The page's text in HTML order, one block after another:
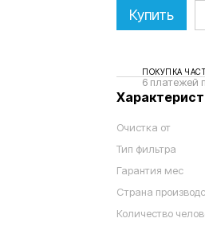
Купить
ПОКУПКА
6 платежей
Очистка от
Тип фильтра
Гарантия мес
Страна
Количество